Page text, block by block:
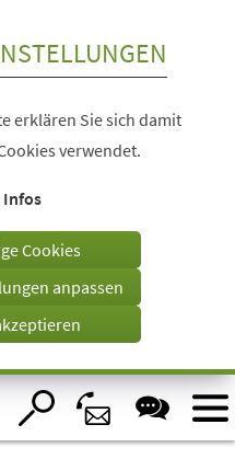
erklären Sie sich damit
verwendet.
Infos
Cookies
anpassen